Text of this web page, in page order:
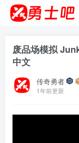
废品场模拟
中文
传奇勇者
1年前更新